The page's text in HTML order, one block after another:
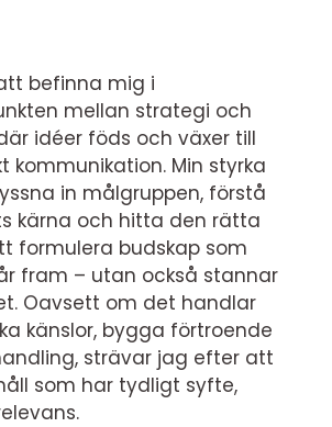
befinna mig i
mellan strategi och
idéer föds och växer till
kommunikation. Min styrka
in målgruppen, förstå
kärna och hitta den rätta
formulera budskap som
fram – utan också stannar
Oavsett om det handlar
känslor, bygga förtroende
strävar jag efter att
som har tydligt syfte,